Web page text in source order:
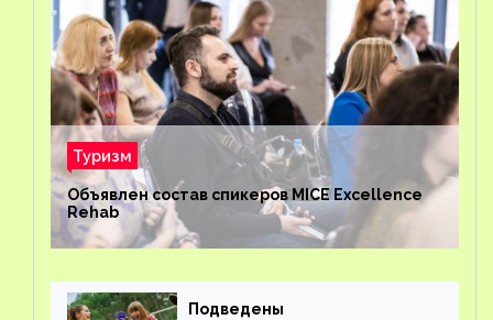
Туризм
Объявлен состав спикеров MICE Excellence
Rehab
Подведены